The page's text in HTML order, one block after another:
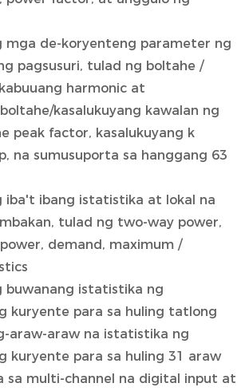
mga de-koryenteng parameter ng
pagsusuri, tulad ng boltahe /
harmonic at
kasalukuyang kawalan ng
peak factor, kasalukuyang k
na sumusuporta sa hanggang 63
iba't ibang istatistika at lokal na
tulad ng two-way power,
demand, maximum /
buwanang istatistika ng
kuryente para sa huling tatlong
araw-araw na istatistika ng
kuryente para sa huling 31 araw
sa multi-channel na digital input at